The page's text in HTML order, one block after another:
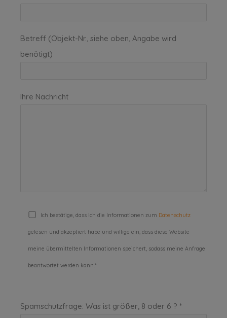
Betreff (Objekt-Nr., siehe oben, Angabe wird
benötigt)
Ihre Nachricht
Ich bestätige, dass ich die Informationen zum Datenschutz
gelesen und akzeptiert habe und willige ein, dass diese Website
meine übermittelten Informationen speichert, sodass meine Anfrage
beantwortet werden kann.*
Spamschutzfrage: Was ist größer, 8 oder 6 ? *